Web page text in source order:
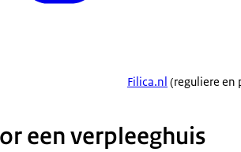
Filica.nl (reguliere en
een verpleeghuis